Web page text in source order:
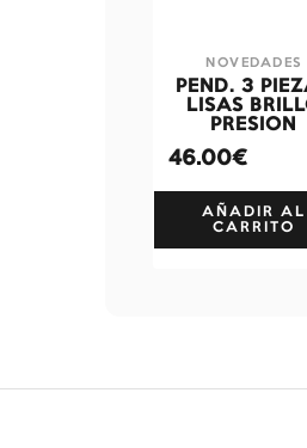
NOVEDADES
PEND. 3
LISAS
PRESION
46.00€
AÑADIR AL
CARRITO